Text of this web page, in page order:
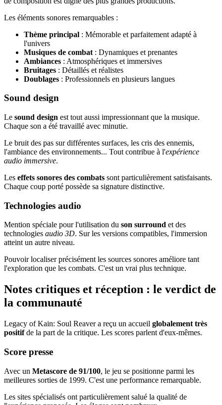
Les éléments sonores remarquables :
Thème principal : Mémorable et parfaitement adapté à
l'univers
Musiques de combat : Dynamiques et prenantes
Ambiances : Atmosphériques et immersives
Bruitages : Détaillés et réalistes
Doublages : Professionnels en plusieurs langues
Sound design
Le sound design est tout aussi impressionnant que la musique.
Chaque son a été travaillé avec minutie.
Le bruit des pas sur différentes surfaces, les cris des ennemis,
l'ambiance des environnements... Tout contribue à l'expérience
audio immersive.
Les effets sonores des combats sont particulièrement satisfaisants.
Chaque coup porté possède sa signature distinctive.
Technologies audio
Mention spéciale pour l'utilisation du son surround et des
technologies audio 3D. Sur les versions compatibles, l'immersion
atteint un autre niveau.
Pouvoir localiser précisément les sources sonores améliore tant
l'exploration que les combats. C'est un vrai plus technique.
Notes critiques et réception : le verdict de
la communauté
Legacy of Kain: Soul Reaver a reçu un accueil globalement très
positifde la part de la critique. Les scores parlent d'eux-mêmes.
Score presse
Avec un Metascore de 91/100, le jeu se positionne parmi les
meilleures sorties de 1999. C'est une performance remarquable.
Les sites spécialisés ont particulièrement salué la qualité de